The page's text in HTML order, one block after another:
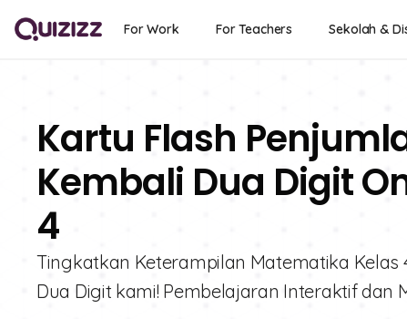
For Work For Teachers Sekolah &
Kartu Flash
Kembali Dua Digit
4
Tingkatkan Keterampilan Matematika
Dua Digit kami! Pembelajaran Interaktif dan